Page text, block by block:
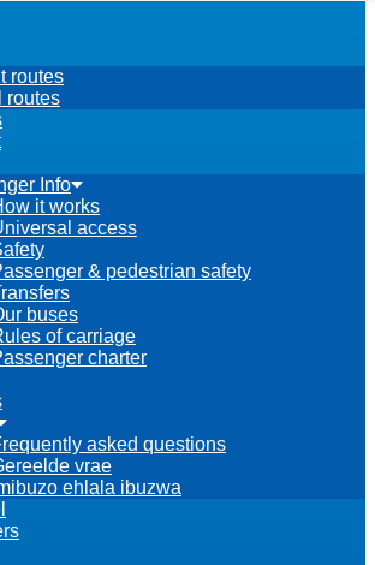
routes
routes
Info
it works
access
& pedestrian safety
buses
of carriage
charter
asked questions
vrae
ehlala ibuzwa